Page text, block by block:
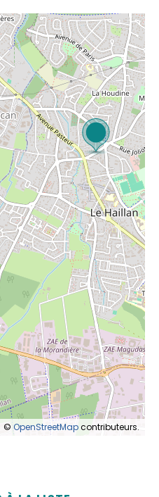
© OpenStreetMapcontributeurs.